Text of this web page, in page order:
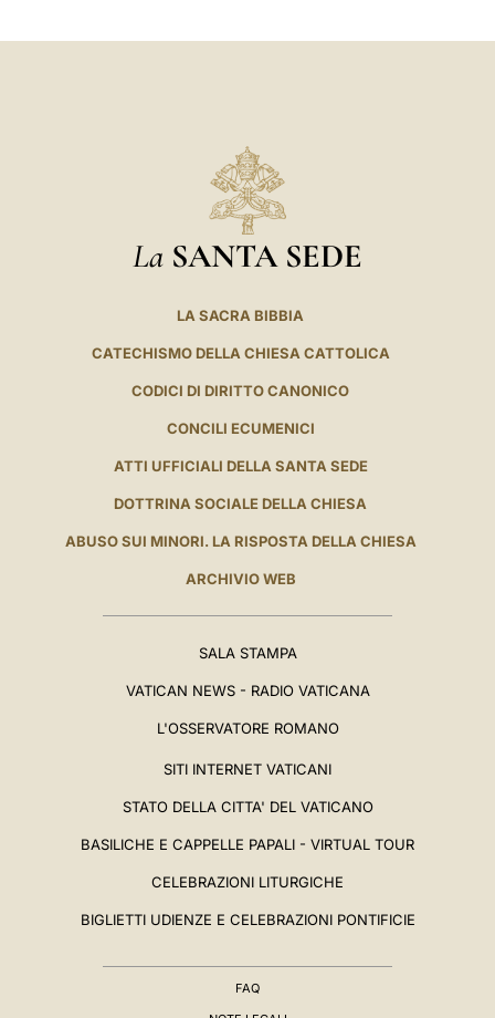
La SANTA SEDE
LA SACRA BIBBIA
CATECHISMO DELLA CHIESA CATTOLICA
CODICI DI DIRITTO CANONICO
CONCILI ECUMENICI
ATTI UFFICIALI DELLA SANTA SEDE
DOTTRINA SOCIALE DELLA CHIESA
ABUSO SUI MINORI. LA RISPOSTA DELLA CHIESA
ARCHIVIO WEB
SALA STAMPA
VATICAN NEWS - RADIO VATICANA
L'OSSERVATORE ROMANO
SITI INTERNET VATICANI
STATO DELLA CITTA' DEL VATICANO
BASILICHE E CAPPELLE PAPALI - VIRTUAL TOUR
CELEBRAZIONI LITURGICHE
BIGLIETTI UDIENZE E CELEBRAZIONI PONTIFICIE
FAQ